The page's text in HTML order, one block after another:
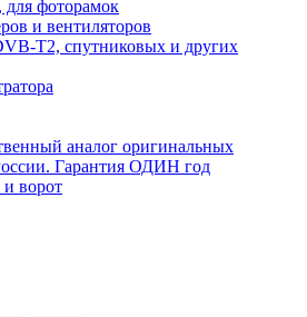
для фоторамок
и вентиляторов
T2, спутниковых и других
аналог оригинальных
Гарантия ОДИН год
ворот